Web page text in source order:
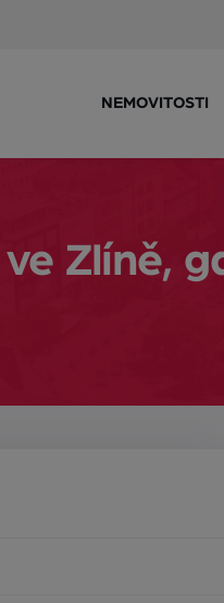
NEMOVITOSTI
Zlíně,